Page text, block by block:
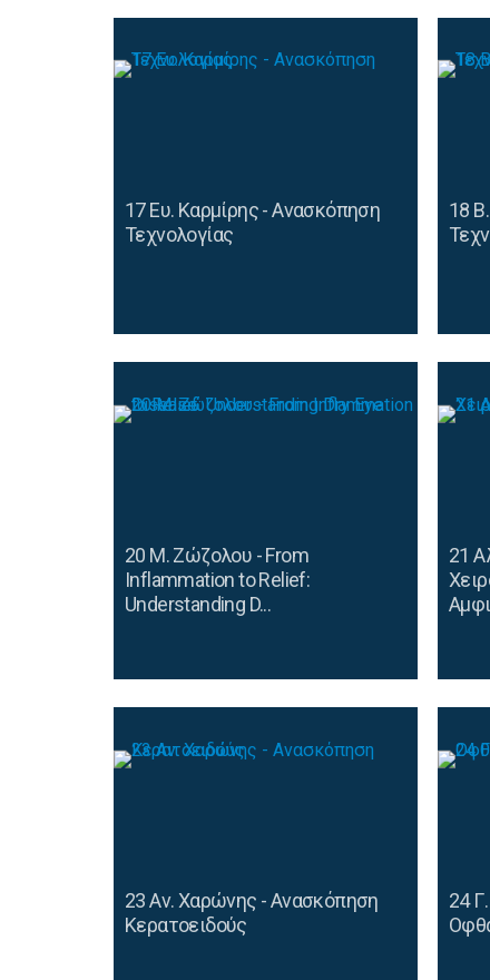
17 Ευ. Καρμίρης - Aνασκόπηση
Τεχνολογίας
18
20 Μ. Ζώζολου - From
Inflammation to Relief:
Understanding D...
21
23 Αν. Χαρώνης - Aνασκόπηση
Κερατοειδούς
24